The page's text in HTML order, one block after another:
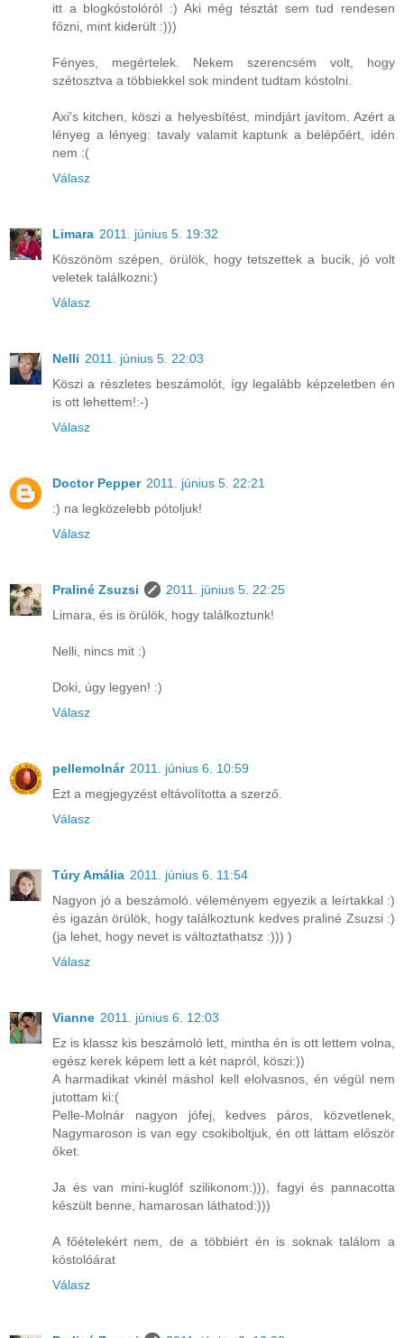
itt a blogkóstolóról :) Aki még tésztát sem tud rendesen
főzni, mint kiderült :)))
Fényes, megértelek. Nekem szerencsém volt, hogy
szétosztva a többiekkel sok mindent tudtam kóstolni.
Axi's kitchen, köszi a helyesbítést, mindjárt javítom. Azért a
lényeg a lényeg: tavaly valamit kaptunk a belépőért, idén
nem :(
Válasz
Limara 2011. június 5. 19:32
Köszönöm szépen, örülök, hogy tetszettek a bucik, jó volt
veletek találkozni:)
Válasz
Nelli 2011. június 5. 22:03
Köszi a részletes beszámolót, így legalább képzeletben én
is ott lehettem!:-)
Válasz
Doctor Pepper 2011. június 5. 22:21
:) na legközelebb pótoljuk!
Válasz
Praliné Zsuzsi
2011. június 5. 22:25
Limara, és is örülök, hogy találkoztunk!
Nelli, nincs mit :)
Doki, úgy legyen! :)
Válasz
pellemolnár 2011. június 6. 10:59
Ezt a megjegyzést eltávolította a szerző.
Válasz
Túry Amália 2011. június 6. 11:54
Nagyon jó a beszámoló. véleményem egyezik a leírtakkal :)
és igazán örülök, hogy találkoztunk kedves praliné Zsuzsi :)
(ja lehet, hogy nevet is változtathatsz :))) )
Válasz
Vianne 2011. június 6. 12:03
Ez is klassz kis beszámoló lett, mintha én is ott lettem volna,
egész kerek képem lett a két napról, köszi:))
A harmadikat vkinél máshol kell elolvasnos, én végül nem
jutottam ki:(
Pelle-Molnár nagyon jófej, kedves páros, közvetlenek,
Nagymaroson is van egy csokiboltjuk, én ott láttam először
őket.
Ja és van mini-kuglóf szilikonom:))), fagyi és pannacotta
készült benne, hamarosan láthatod:)))
A főételekért nem, de a többiért én is soknak találom a
kóstolóárat
Válasz